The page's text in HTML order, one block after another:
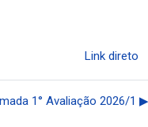
Link direto
1° Avaliação 2026/1 ▶︎